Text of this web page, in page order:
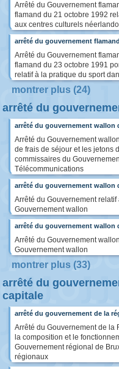
Arrêté du Gouvernement
flamand du 21 octobre 1992
aux centres culturels
arrêté du gouvernement
Arrêté du Gouvernement
flamand du 23 octobre 1991
relatif à la pratique du sport
montrer plus (24)
arrêté du
arrêté du gouvernement wallon
Arrêté du Gouvernement
de frais de séjour et les jetons
commissaires du
Télécommunications
arrêté du gouvernement wallon
Arrêté du Gouvernement
Gouvernement wallon
arrêté du gouvernement wallon
Arrêté du Gouvernement
Gouvernement wallon
montrer plus (33)
arrêté du
capitale
arrêté du gouvernement de la
Arrêté du Gouvernement de
la composition et le
Gouvernement régional de
régionaux